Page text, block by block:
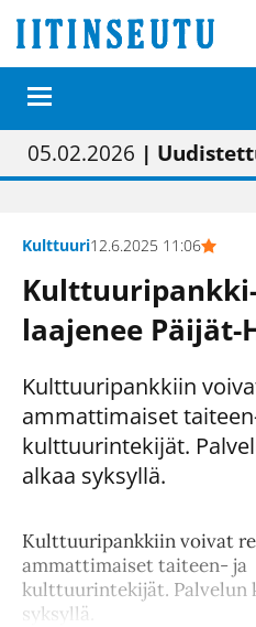
01.02.2026 | Painon vaihtumisen pitäisi
05.02.2026 | Uudistettu
23.04.2026 | “Olemme
09.05.2026| "Maalla on totuttu
Kulttuuri12.6.2025 11:06
laajenee Päijät-
Kulttuuripankkiin
ammattimaiset
kulttuurintekijät.
alkaa syksyllä.
Kulttuuripankkiin voivat
ammattimaiset taiteen- ja
kulttuurintekijät. Palvelun
syksyllä.